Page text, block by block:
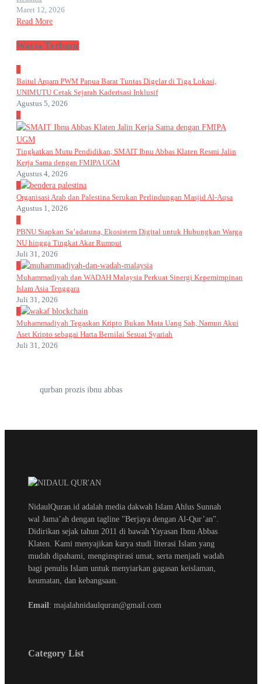
Maret 12, 2026
Read More
Warta Terbaru
1
Baitul Arqam PWM Papua Barat Tuntas Digelar di Tiga Lokasi,
UNIMUTU Cetak Sejarah Kaderisasi Inklusif
Agustus 5, 2026
2
Tingkatkan Mutu Pendidikan, SMAIT Ibnu Abbas Klaten Resmi Jalin
Kerja Sama dengan FMIPA UGM
Agustus 4, 2026
3
Organisasi Arab dan Palestina Serukan Perlindungan Masjid Al-Aqsa
Agustus 1, 2026
4
PBNU Siapkan Sa’adatuna, Ekosistem Digital untuk Hubungkan Warga
NU hingga Tingkat Akar Rumput
Juli 31, 2026
5
Muhammadiyah dan WADAH Malaysia Perkuat Sinergi Kepemimpinan
Islam Asia Tenggara
Juli 31, 2026
6
Muhammadiyah Tegaskan Kripto Bukan Mata Uang Sah, Namun Akui
Aset Kripto sebagai Harta Bernilai Sesuai Syariah
Juli 31, 2026
qurban prozis ibnu abbas
NidaulQuran.id adalah media dakwah Islam Ahlus Sunnah
wal Jama’ah dengan tagline "Berjaya dengan Al-Qur’an".
Didirikan sejak tahun 2011 di bawah Yayasan Ibnu Abbas
Klaten. Kami menyajikan karya studi literasi Islam yang
mudah dipahami, menginspirasi umat, serta menjadi wadah
bagi penulis Islam untuk menyiarkan gagasan keislaman,
keumatan, dan kebangsaan.
Email: majalahnidaulquran@gmail.com
Category List